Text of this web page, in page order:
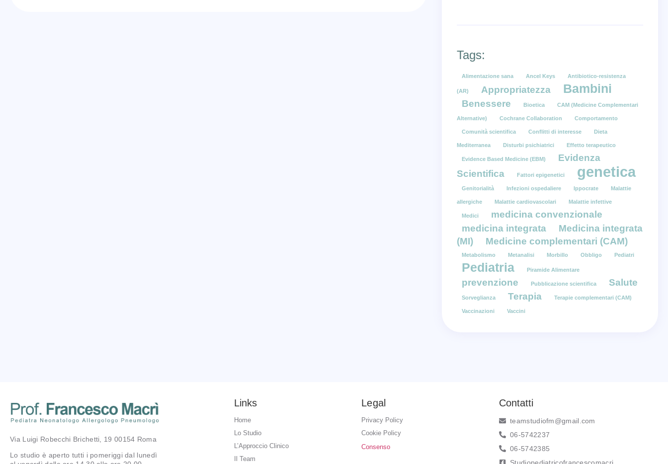
Tags:
Alimentazione sana Ancel Keys Antibiotico-resistenza
(AR) Appropriatezza Bambini
Benessere Bioetica CAM (Medicine Complementari
Alternative) Cochrane Collaboration Comportamento
Comunità scientifica Conflitti di interesse Dieta
Mediterranea Disturbi psichiatrici Effetto terapeutico
Evidence Based Medicine (EBM)
Evidenza
Scientifica
Fattori epigenetici genetica
Genitorialità Infezioni ospedaliere Ippocrate Malattie
allergiche Malattie cardiovascolari Malattie infettive
Medici
medicina convenzionale
medicina integrata
Medicina integrata
(MI)
Medicine complementari (CAM)
Metabolismo Metanalisi Morbillo Obbligo Pediatri
Pediatria Piramide Alimentare
prevenzione Pubblicazione scientifica Salute
Sorveglianza Terapia Terapie complementari (CAM)
Vaccinazioni Vaccini
Via Luigi Robecchi Brichetti, 19 00154 Roma
Lo studio è aperto tutti i pomeriggi dal lunedì
Links
Home
Lo Studio
L’Approccio Clinico
Il Team
Legal
Privacy Policy
Cookie Policy
Consenso
Contatti
teamstudiofm@gmail.com
06-5742237
06-5742385
Studiopediatricofrancescomacri